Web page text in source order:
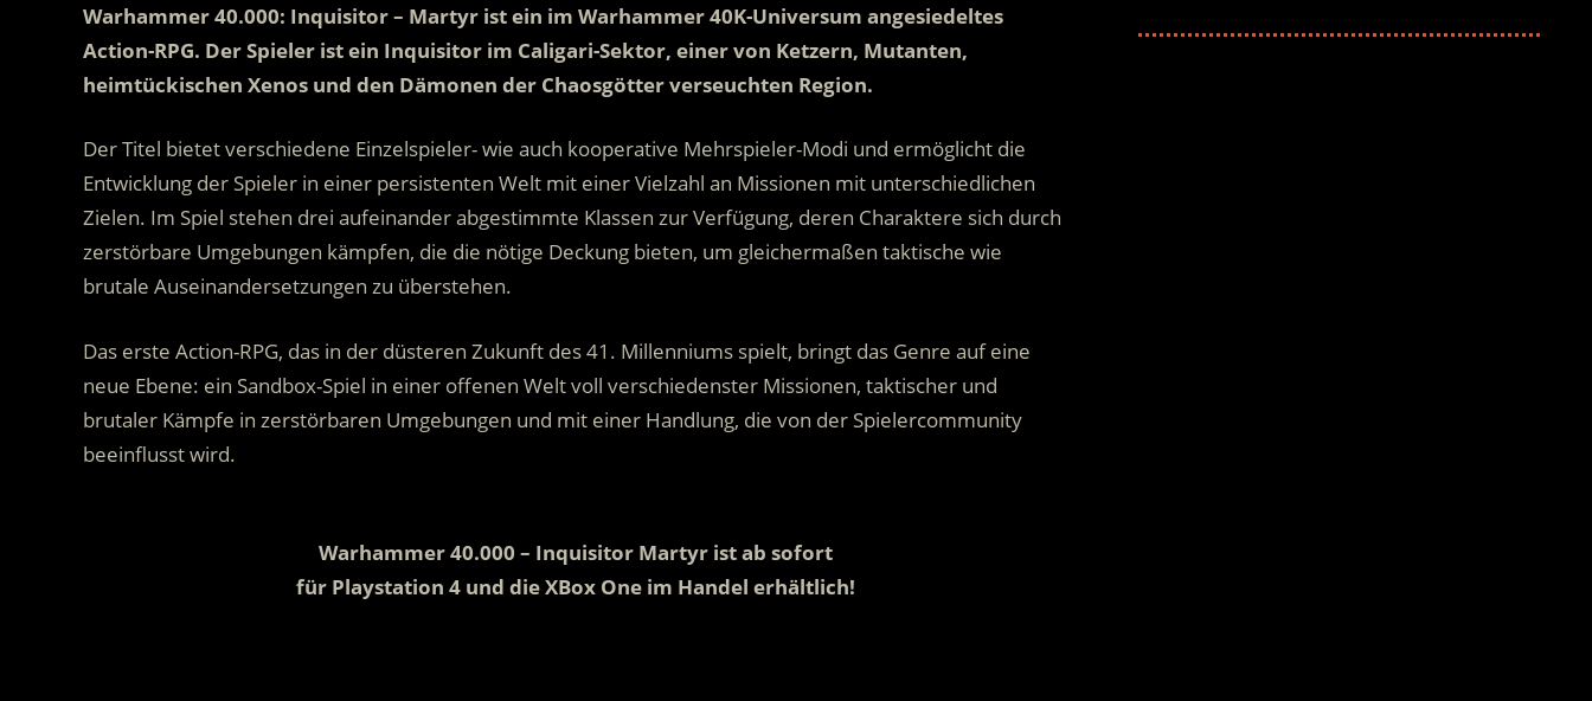
Warhammer 40.000: Inquisitor – Martyr ist ein im Warhammer 40K-Universum angesiedeltes
Action-RPG. Der Spieler ist ein Inquisitor im Caligari-Sektor, einer von Ketzern, Mutanten,
heimtückischen Xenos und den Dämonen der Chaosgötter verseuchten Region.
Der Titel bietet verschiedene Einzelspieler- wie auch kooperative Mehrspieler-Modi und ermöglicht die
Entwicklung der Spieler in einer persistenten Welt mit einer Vielzahl an Missionen mit unterschiedlichen
Zielen. Im Spiel stehen drei aufeinander abgestimmte Klassen zur Verfügung, deren Charaktere sich durch
zerstörbare Umgebungen kämpfen, die die nötige Deckung bieten, um gleichermaßen taktische wie
brutale Auseinandersetzungen zu überstehen.
Das erste Action-RPG, das in der düsteren Zukunft des 41. Millenniums spielt, bringt das Genre auf eine
neue Ebene: ein Sandbox-Spiel in einer offenen Welt voll verschiedenster Missionen, taktischer und
brutaler Kämpfe in zerstörbaren Umgebungen und mit einer Handlung, die von der Spielercommunity
beeinflusst wird.
Warhammer 40.000 – Inquisitor Martyr ist ab sofort
für Playstation 4 und die XBox One im Handel erhältlich!